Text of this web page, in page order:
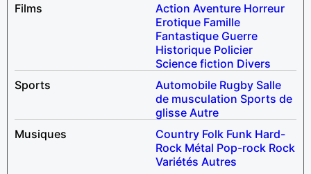
Films
Action Aventure Horreur
Erotique Famille
Fantastique Guerre
Historique Policier
Science fiction Divers
Sports
Automobile Rugby Salle
de musculation Sports de
glisse Autre
Musiques
Country Folk Funk Hard-
Rock Métal Pop-rock Rock
Variétés Autres